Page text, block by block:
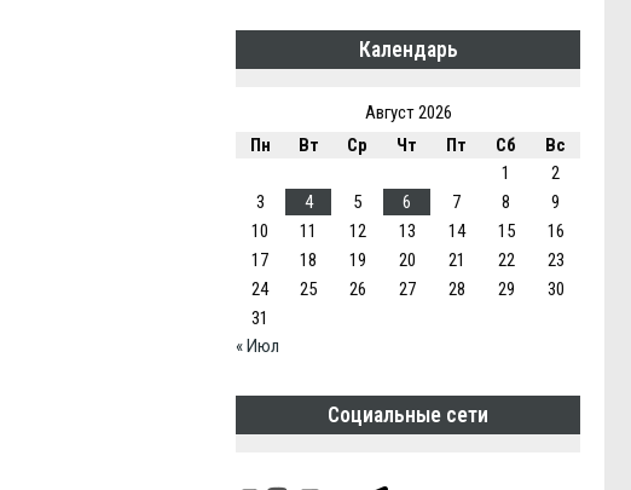
Календарь
Август 2026
Пн
Вт Ср Чт Пт Сб
Вс
1
2
3
4 5 6 7 8
9
10
11 12 13 14 15
16
17
18 19 20 21 22
23
24
25 26 27 28 29
30
31
« Июл
Социальные сети